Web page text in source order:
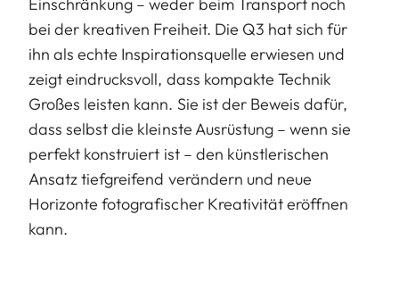
Einschränkung – weder beim Transport noch
bei der kreativen Freiheit. Die Q3 hat sich für
ihn als echte Inspirationsquelle erwiesen und
zeigt eindrucksvoll, dass kompakte Technik
Großes leisten kann. Sie ist der Beweis dafür,
dass selbst die kleinste Ausrüstung – wenn sie
perfekt konstruiert ist – den künstlerischen
Ansatz tiefgreifend verändern und neue
Horizonte fotografischer Kreativität eröffnen
kann.